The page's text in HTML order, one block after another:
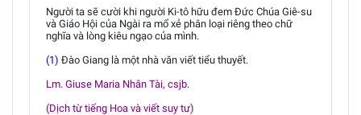
Người ta sẽ cười khi người Ki-tô hữu đem Đức Chúa Giê-su
và Giáo Hội của Ngài ra mổ xẻ phân loại riêng theo chữ
nghĩa và lòng kiêu ngạo của mình.
(1) Đào Giang là một nhà văn viết tiểu thuyết.
Lm. Giuse Maria Nhân Tài, csjb.
(Dịch từ tiếng Hoa và viết suy tư)